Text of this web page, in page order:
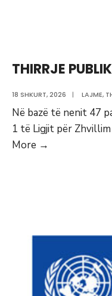
THIRRJE
18 SHKURT, 2026 | LAJME,
Në bazë të nenit 47
1 të Ligjit për
More →